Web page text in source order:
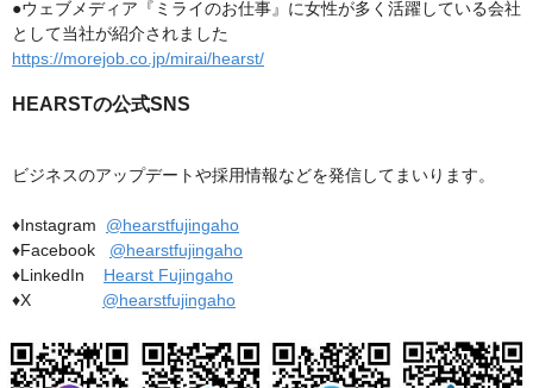
●ウェブメディア『ミライのお仕事』に女性が多く活躍している会社
として当社が紹介されました
https://morejob.co.jp/mirai/hearst/
HEARSTの公式SNS
ビジネスのアップデートや採用情報などを発信してまいります。
♦Instagram @hearstfujingaho
♦Facebook @hearstfujingaho
♦LinkedIn Hearst Fujingaho
♦X @hearstfujingaho